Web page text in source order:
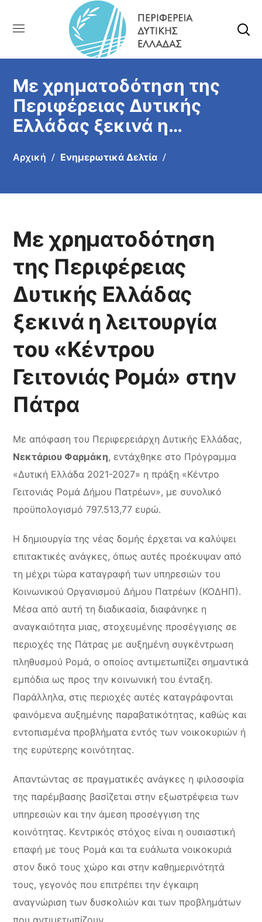
Με χρηματοδότηση της
Περιφέρειας Δυτικής
Ελλάδας ξεκινά η
Γειτονιάς Ρομά» στην
Αρχική Ενημερωτικά Δελτία
Με χρηματοδότηση
της Περιφέρειας
Δυτικής Ελλάδας
ξεκινά η λειτουργία
του «Κέντρου
Γειτονιάς Ρομά» στην
Πάτρα
Με απόφαση του Περιφερειάρχη Δυτικής Ελλάδας,
Νεκτάριου Φαρμάκη, εντάχθηκε στο Πρόγραμμα
«Δυτική Ελλάδα 2021-2027» η πράξη «Κέντρο
Γειτονιάς Ρομά Δήμου Πατρέων», με συνολικό
προϋπολογισμό 797.513,77 ευρώ.
Η δημιουργία της νέας δομής έρχεται να καλύψει
επιτακτικές ανάγκες, όπως αυτές προέκυψαν από
τη μέχρι τώρα καταγραφή των υπηρεσιών του
Κοινωνικού Οργανισμού Δήμου Πατρέων (ΚΟΔΗΠ).
Μέσα από αυτή τη διαδικασία, διαφάνηκε η
αναγκαιότητα μιας, στοχευμένης προσέγγισης σε
περιοχές της Πάτρας με αυξημένη συγκέντρωση
πληθυσμού Ρομά, ο οποίος αντιμετωπίζει σημαντικά
εμπόδια ως προς την κοινωνική του ένταξη.
Παράλληλα, στις περιοχές αυτές καταγράφονται
φαινόμενα αυξημένης παραβατικότητας, καθώς και
εντοπισμένα προβλήματα εντός των νοικοκυριών ή
της ευρύτερης κοινότητας.
Απαντώντας σε πραγματικές ανάγκες η φιλοσοφία
της παρέμβασης βασίζεται στην εξωστρέφεια των
υπηρεσιών και την άμεση προσέγγιση της
κοινότητας. Κεντρικός στόχος είναι η ουσιαστική
επαφή με τους Ρομά και τα ευάλωτα νοικοκυριά
στον δικό τους χώρο και στην καθημερινότητά
τους, γεγονός που επιτρέπει την έγκαιρη
αναγνώριση των δυσκολιών και των προβλημάτων
που αντιμετωπίζουν.